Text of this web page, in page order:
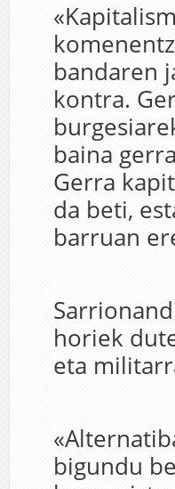
bandaren
kontra.
baina
Gerra
da beti,
barruan
horiek
eta
bigundu